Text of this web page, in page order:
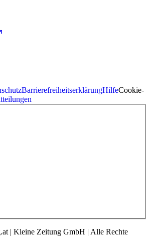
BarrierefreiheitserklärungHilfeCookie-
| Kleine Zeitung GmbH | Alle Rechte